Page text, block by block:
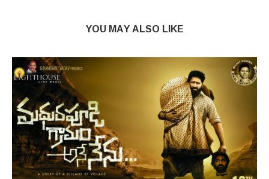
YOU MAY ALSO LIKE